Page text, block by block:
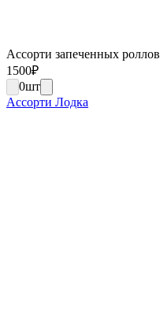
Ассорти запеченных роллов
1500₽
0шт
Ассорти Лодка